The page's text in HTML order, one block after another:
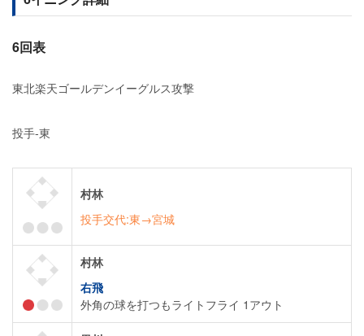
6回表
東北楽天ゴールデンイーグルス攻撃
投手-東
村林
投手交代:東→宮城
村林
右飛
外角の球を打つもライトフライ 1アウト